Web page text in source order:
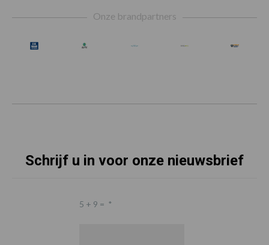
Onze brandpartners
Schrijf u in voor onze nieuwsbrief
5 + 9 = *